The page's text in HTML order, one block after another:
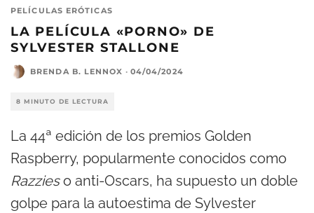
PELÍCULAS ERÓTICAS
LA PELÍCULA «PORNO» DE
SYLVESTER STALLONE
BRENDA B. LENNOX · 04/04/2024
8 MINUTO DE LECTURA
La 44ª edición de los premios Golden
Raspberry, popularmente conocidos como
Razzieso anti-Oscars, ha supuesto un doble
golpe para la autoestima de Sylvester